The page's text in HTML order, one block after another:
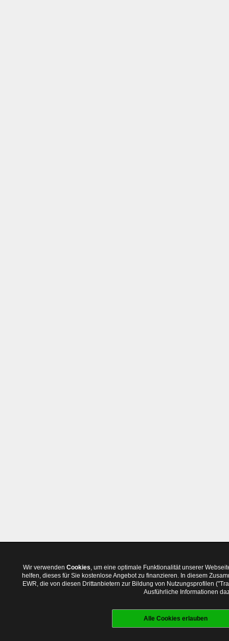
Wir verwenden Cookies, um eine optimale Funktionalität unserer
helfen, dieses für Sie kostenlose Angebot zu finanzieren. In diesem
EWR, die von diesen Drittanbietern zur Bildung von Nutzungsprofilen
Ausführliche Informationen
Alle Cookies erlauben